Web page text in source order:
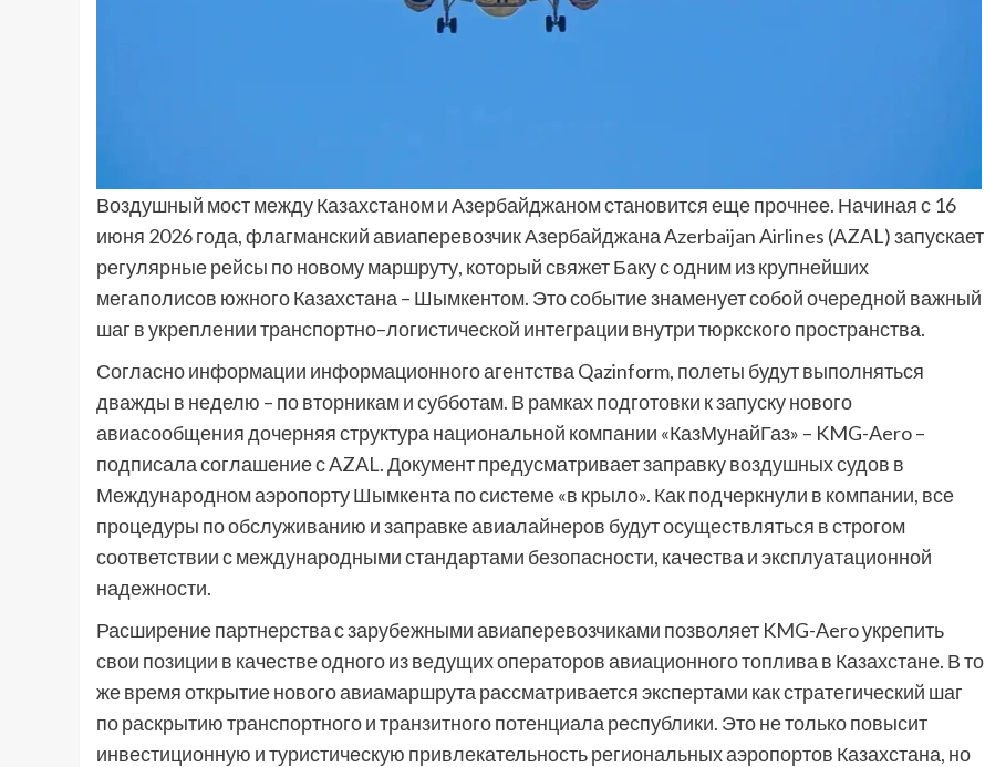
Воздушный мост между Казахстаном и Азербайджаном становится еще прочнее. Начиная с 16
июня 2026 года, флагманский авиаперевозчик Азербайджана Azerbaijan Airlines (AZAL) запускает
регулярные рейсы по новому маршруту, который свяжет Баку с одним из крупнейших
мегаполисов южного Казахстана – Шымкентом. Это событие знаменует собой очередной важный
шаг в укреплении транспортно–логистической интеграции внутри тюркского пространства.
Согласно информации информационного агентства Qazinform, полеты будут выполняться
дважды в неделю – по вторникам и субботам. В рамках подготовки к запуску нового
авиасообщения дочерняя структура национальной компании «КазМунайГаз» – KMG-Aero –
подписала соглашение с AZAL. Документ предусматривает заправку воздушных судов в
Международном аэропорту Шымкента по системе «в крыло». Как подчеркнули в компании, все
процедуры по обслуживанию и заправке авиалайнеров будут осуществляться в строгом
соответствии с международными стандартами безопасности, качества и эксплуатационной
надежности.
Расширение партнерства с зарубежными авиаперевозчиками позволяет KMG-Aero укрепить
свои позиции в качестве одного из ведущих операторов авиационного топлива в Казахстане. В то
же время открытие нового авиамаршрута рассматривается экспертами как стратегический шаг
по раскрытию транспортного и транзитного потенциала республики. Это не только повысит
инвестиционную и туристическую привлекательность региональных аэропортов Казахстана, но